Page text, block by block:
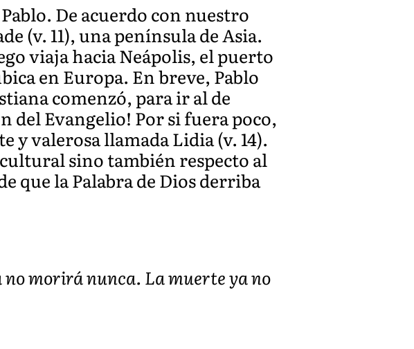
De acuerdo con nuestro
(v. 11), una península de Asia.
viaja hacia Neápolis, el puerto
en Europa. En breve, Pablo
comenzó, para ir al de
del Evangelio! Por si fuera poco,
valerosa llamada Lidia (v. 14).
sino también respecto al
que la Palabra de Dios derriba
morirá nunca. La muerte ya no